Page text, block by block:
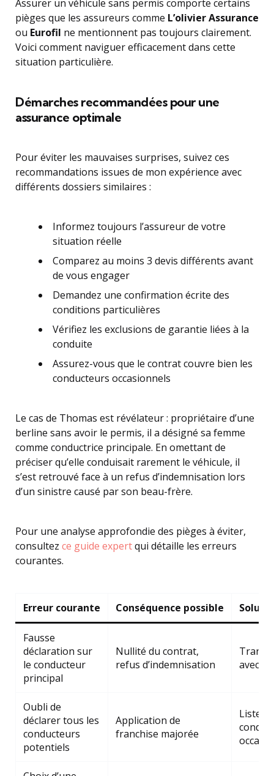
Assurer un véhicule sans permis comporte certains
pièges que les assureurs comme L’olivier Assurance
ou Eurofil ne mentionnent pas toujours clairement.
Voici comment naviguer efficacement dans cette
situation particulière.
Démarches recommandées pour une
assurance optimale
Pour éviter les mauvaises surprises, suivez ces
recommandations issues de mon expérience avec
différents dossiers similaires :
Informez toujours l’assureur de votre
situation réelle
Comparez au moins 3 devis différents avant
de vous engager
Demandez une confirmation écrite des
conditions particulières
Vérifiez les exclusions de garantie liées à la
conduite
Assurez-vous que le contrat couvre bien les
conducteurs occasionnels
Le cas de Thomas est révélateur : propriétaire d’une
berline sans avoir le permis, il a désigné sa femme
comme conductrice principale. En omettant de
préciser qu’elle conduisait rarement le véhicule, il
s’est retrouvé face à un refus d’indemnisation lors
d’un sinistre causé par son beau-frère.
Pour une analyse approfondie des pièges à éviter,
consultez ce guide expertqui détaille les erreurs
courantes.
Erreur courante Conséquence possible
Fausse
déclaration sur
le conducteur
principal
Nullité du contrat,
refus d’indemnisation
avec
Oubli de
déclarer tous les
conducteurs
potentiels
Application de
franchise majorée
Liste